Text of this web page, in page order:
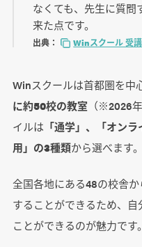
なくても、先生に質問
来た点です。
出典： Winスクール 受
Winスクールは首都圏を中
に約50校の教室 （※2026
イルは 「通学」、「オン
用」の3種類から選べます。
全国各地にある48の校舎
することができるため、
ことができるのが魅力です。